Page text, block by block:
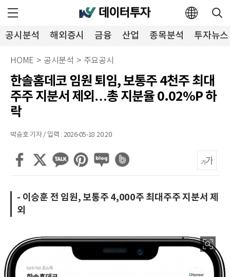
공시분석 해외증시 금융 산업 종목분석 투자뉴스
HOME > 공시분석 > 주요공시
한솔홈데코 임원 퇴임, 보통주 4천주 최대
주주 지분서 제외…총 지분율 0.02%P 하
락
박승호 기자 / 입력 : 2026-05-18 20:20
- 이승훈 전 임원, 보통주 4,000주 최대주주 지분서 제
외